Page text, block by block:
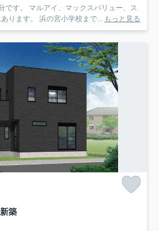
です。 マルアイ、マックスバリュー、ス
ります。 浜の宮小学校まで... もっと見る
築